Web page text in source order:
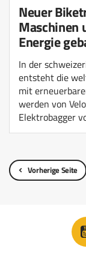
Neuer
Maschinen
Energie
In der
entsteht die
mit
werden von
Elektrobagger
Vorherige Seite